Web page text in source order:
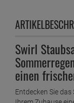
Swirl
einen
Entdecken Sie